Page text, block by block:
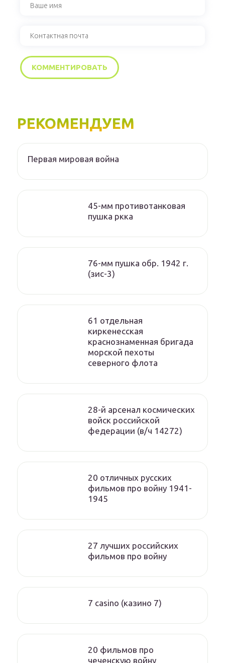
РЕКОМЕНДУЕМ
Первая мировая война
45-мм противотанковая
пушка ркка
76-мм пушка обр. 1942 г.
(зис-3)
61 отдельная
киркенесская
краснознаменная бригада
морской пехоты
cеверного флота
28-й арсенал космических
войск российской
федерации (в/ч 14272)
20 отличных русских
фильмов про войну 1941-
1945
27 лучших российских
фильмов про войну
7 casino (казино 7)
20 фильмов про
чеченскую войну